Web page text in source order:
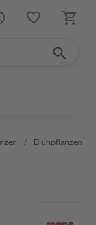
/ Blühpflanzen